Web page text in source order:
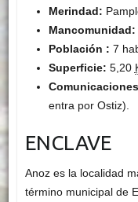
Merindad:
Mancomunidad:
Población : 7
Superficie: 5,20
entra por Ostiz).
ENCLAVE
Anoz es la localidad
término municipal de